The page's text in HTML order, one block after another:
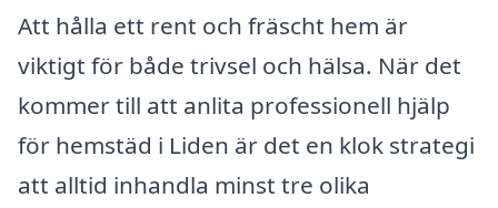
Att hålla ett rent och fräscht hem är
viktigt för både trivsel och hälsa. När det
kommer till att anlita professionell hjälp
för hemstäd i Liden är det en klok strategi
att alltid inhandla minst tre olika